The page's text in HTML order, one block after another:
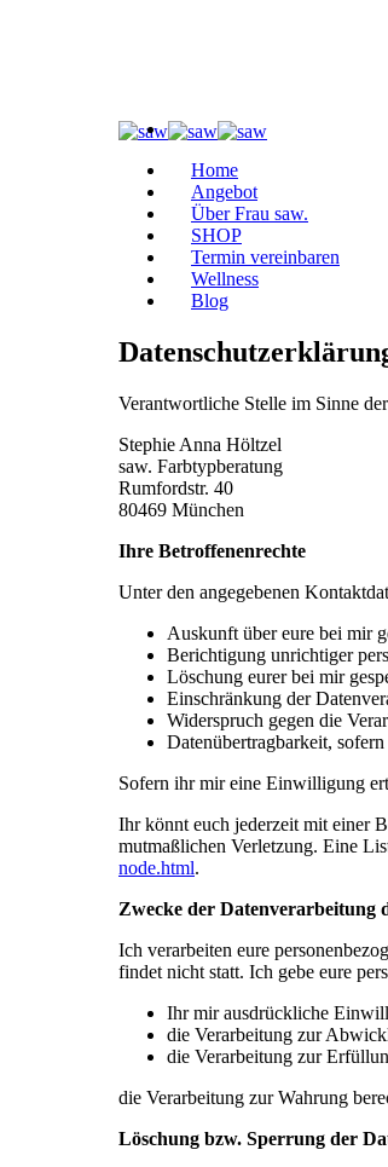
Home
Angebot
Über Frau saw.
SHOP
Termin vereinbaren
Wellness
Blog
Verantwortliche Stelle im Sinne
Stephie Anna Höltzel
saw. Farbtypberatung
Rumfordstr. 40
80469 München
Ihre Betroffenenrechte
Unter den angegebenen
Auskunft über eure bei mir
Berichtigung unrichtiger
Löschung eurer bei mir
Einschränkung der
Widerspruch gegen die
Datenübertragbarkeit,
Sofern ihr mir eine Einwilligung
Ihr könnt euch jederzeit mit einer
mutmaßlichen Verletzung. Eine
node.html.
Zwecke der Datenverarbeitung
Ich verarbeiten eure
findet nicht statt. Ich gebe eure
Ihr mir ausdrückliche
die Verarbeitung zur
die Verarbeitung zur
die Verarbeitung zur Wahrung
Löschung bzw. Sperrung der